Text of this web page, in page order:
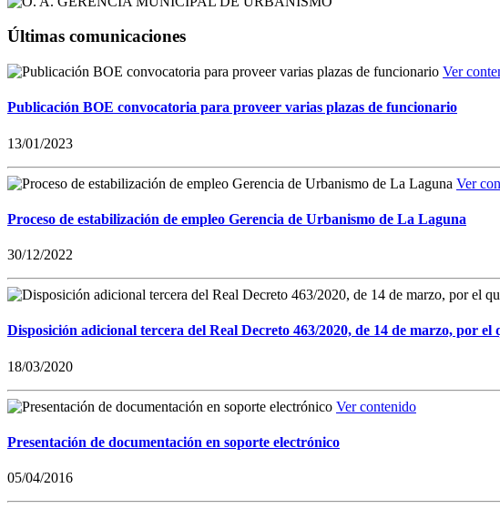
Últimas comunicaciones
Ver
Publicación BOE convocatoria para proveer varias plazas de funcionario
13/01/2023
Ver
Proceso de estabilización de empleo Gerencia de Urbanismo de La Laguna
30/12/2022
Disposición adicional tercera del Real Decreto 463/2020, de 14 de marzo, por el
18/03/2020
Ver contenido
Presentación de documentación en soporte electrónico
05/04/2016